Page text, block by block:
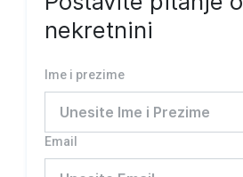
nekretnini
Ime i prezime
Email